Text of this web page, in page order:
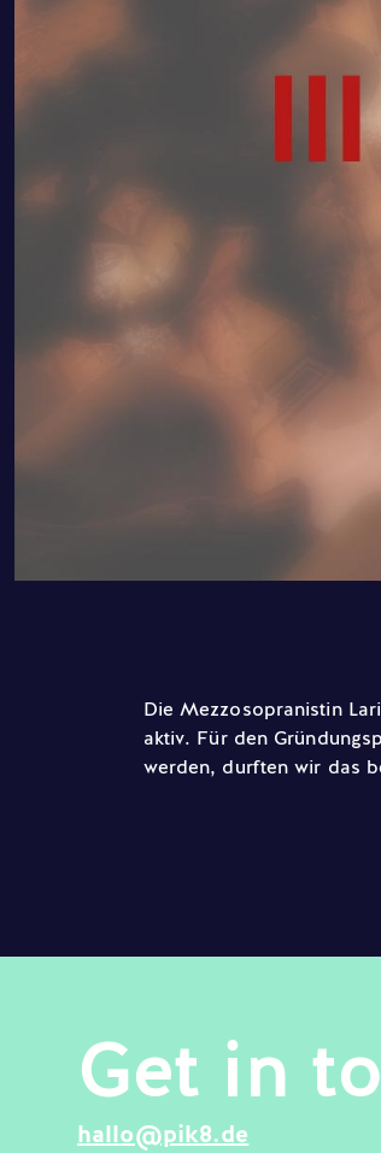
Die Mezzosopranistin
aktiv. Für den
werden, durften wir das
Get in
hallo@pik8.de